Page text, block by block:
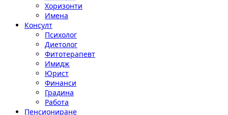
Хоризонти
Имена
Консулт
Психолог
Диетолог
Фитотерапевт
Имидж
Юрист
Финанси
Градина
Работа
Пенсиониране